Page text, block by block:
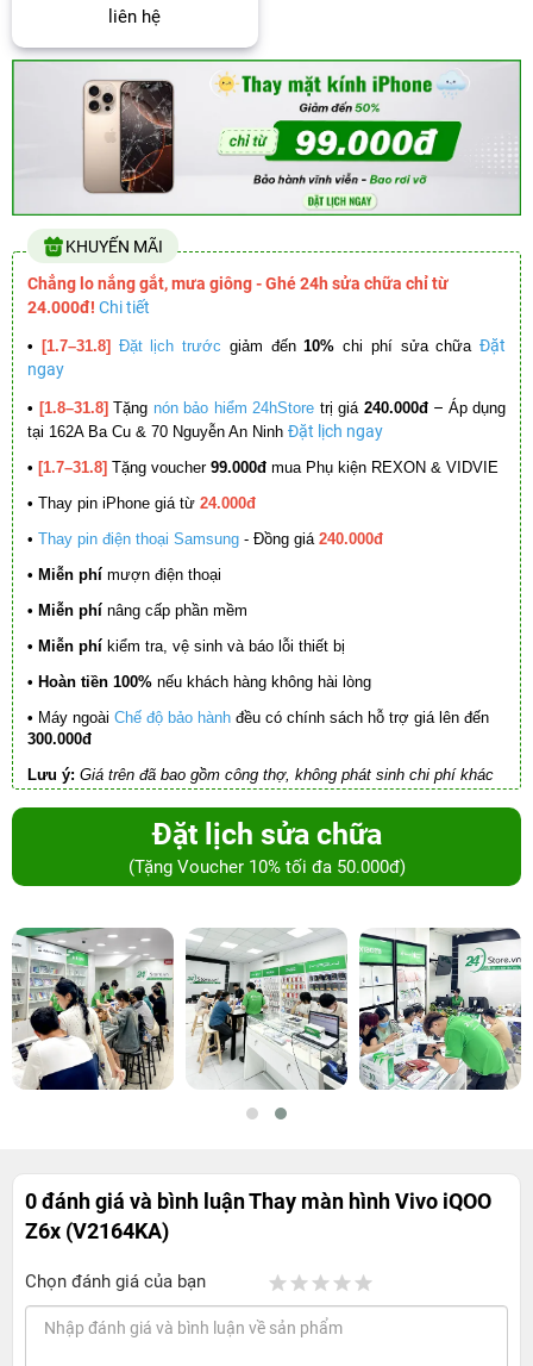
liên hệ
KHUYẾN MÃI
Chẳng lo nắng gắt, mưa giông - Ghé 24h sửa chữa chỉ từ
24.000đ! Chi tiết
• [1.7–31.8] Đặt lịch trước giảm đến10% chi phí sửa chữa Đặt
ngay
• [1.8–31.8] Tặng nón bảo hiểm 24hStore trị giá 240.000đ – Áp dụng
tại 162A Ba Cu & 70 Nguyễn An Ninh Đặt lịch ngay
• [1.7–31.8] Tặng voucher 99.000đ mua Phụ kiện REXON & VIDVIE
• Thay pin iPhone giá từ 24.000đ
• Thay pin điện thoại Samsung - Đồng giá 240.000đ
• Miễn phí mượn điện thoại
• Miễn phí nâng cấp phần mềm
• Miễn phí kiểm tra, vệ sinh và báo lỗi thiết bị
• Hoàn tiền 100% nếu khách hàng không hài lòng
• Máy ngoài Chế độ bảo hành đều có chính sách hỗ trợ giá lên đến
300.000đ
Lưu ý: Giá trên đã bao gồm công thợ, không phát sinh chi phí khác
Đặt lịch sửa chữa
(Tặng Voucher 10% tối đa 50.000đ)
0 đánh giá và bình luậnThay màn hình Vivo iQOO
Z6x (V2164KA)
Chọn đánh giá của bạn